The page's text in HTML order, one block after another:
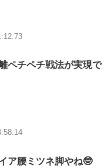
ペチペチ戦法が実現で
ア腰ミツネ脚やね🤓